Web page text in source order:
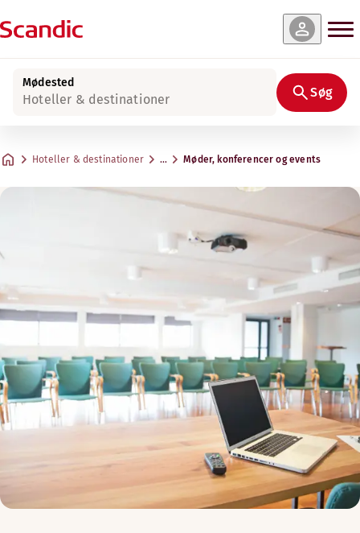
Mødested
Hoteller & destinationer Søg
Hoteller & destinationer … Møder, konferencer og events